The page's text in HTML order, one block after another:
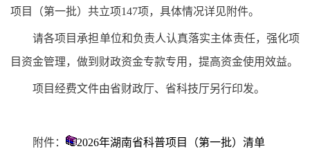
项目（第一批）共立项147项，具体情况详见附件。
请各项目承担单位和负责人认真落实主体责任，强化项
目资金管理，做到财政资金专款专用，提高资金使用效益。
项目经费文件由省财政厅、省科技厅另行印发。
附件： 2026年湖南省科普项目（第一批）清单